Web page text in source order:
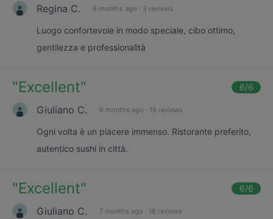
Regina C. 6 months ago · 3 reviews
Luogo confortevole in modo speciale, cibo ottimo,
gentilezza e professionalità
"Excellent" 6/6
Giuliano C. 6 months ago · 18 reviews
Ogni volta è un piacere immenso. Ristorante preferito,
autentico sushi in città.
"Excellent" 6/6
Giuliano C. 7 months ago · 18 reviews